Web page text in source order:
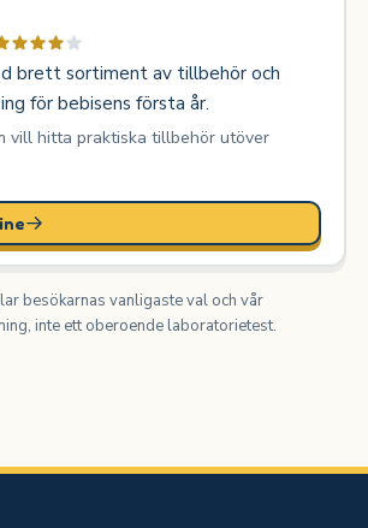
brett sortiment av tillbehör och
för bebisens första år.
vill hitta praktiska tillbehör utöver
besökarnas vanligaste val och vår
inte ett oberoende laboratorietest.